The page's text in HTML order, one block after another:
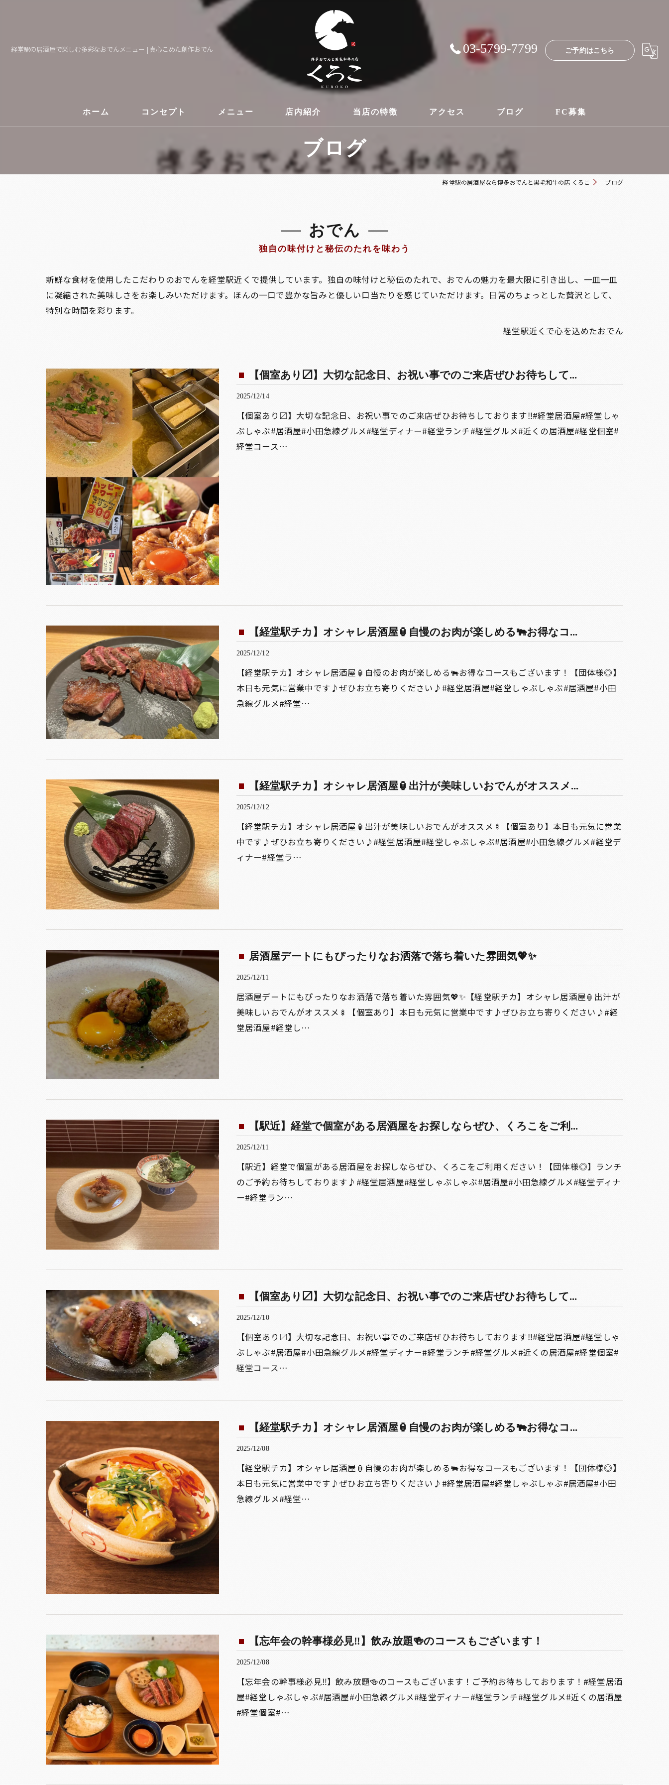
経堂駅の居酒屋で楽しむ多彩なおでんメニュー | 真心こめた創作おでん 03-5799-7799 ご予約はこちら
ホーム コンセプト メニュー 店内紹介 当店の特徴
コース
アクセス ブログ FC募集
ブログ
経堂駅の居酒屋なら博多おでんと黒毛和牛の店 くろこ ブログ
おでん
独自の味付けと秘伝のたれを味わう
新鮮な食材を使用したこだわりのおでんを経堂駅近くで提供しています。独自の味付けと秘伝のたれで、おでんの魅力を最大限に引き出し、一皿一皿
に凝縮された美味しさをお楽しみいただけます。ほんの一口で豊かな旨みと優しい口当たりを感じていただけます。日常のちょっとした贅沢として、
特別な時間を彩ります。
経堂駅近くで心を込めたおでん
【個室あり〼】大切な記念日、お祝い事でのご来店ぜひお待ちして...
2025/12/14
【個室あり〼】大切な記念日、お祝い事でのご来店ぜひお待ちしております‼️#経堂居酒屋#経堂しゃ
ぶしゃぶ#居酒屋#小田急線グルメ#経堂ディナー#経堂ランチ#経堂グルメ#近くの居酒屋#経堂個室#
経堂コース…
【経堂駅チカ】オシャレ居酒屋🏮自慢のお肉が楽しめる🐃お得なコ...
2025/12/12
【経堂駅チカ】オシャレ居酒屋🏮自慢のお肉が楽しめる🐃お得なコースもございます！【団体様◎】
本日も元気に営業中です♪ぜひお立ち寄りください♪#経堂居酒屋#経堂しゃぶしゃぶ#居酒屋#小田
急線グルメ#経堂…
【経堂駅チカ】オシャレ居酒屋🏮出汁が美味しいおでんがオススメ...
2025/12/12
【経堂駅チカ】オシャレ居酒屋🏮出汁が美味しいおでんがオススメ🍢【個室あり】本日も元気に営業
中です♪ぜひお立ち寄りください♪#経堂居酒屋#経堂しゃぶしゃぶ#居酒屋#小田急線グルメ#経堂デ
ィナー#経堂ラ…
居酒屋デートにもぴったりなお洒落で落ち着いた雰囲気💖✨
2025/12/11
居酒屋デートにもぴったりなお洒落で落ち着いた雰囲気💖✨【経堂駅チカ】オシャレ居酒屋🏮出汁が
美味しいおでんがオススメ🍢【個室あり】本日も元気に営業中です♪ぜひお立ち寄りください♪#経
堂居酒屋#経堂し…
【駅近】経堂で個室がある居酒屋をお探しならぜひ、くろこをご利...
2025/12/11
【駅近】経堂で個室がある居酒屋をお探しならぜひ、くろこをご利用ください！【団体様◎】ランチ
のご予約お待ちしております♪#経堂居酒屋#経堂しゃぶしゃぶ#居酒屋#小田急線グルメ#経堂ディナ
ー#経堂ラン…
【個室あり〼】大切な記念日、お祝い事でのご来店ぜひお待ちして...
2025/12/10
【個室あり〼】大切な記念日、お祝い事でのご来店ぜひお待ちしております‼️#経堂居酒屋#経堂しゃ
ぶしゃぶ#居酒屋#小田急線グルメ#経堂ディナー#経堂ランチ#経堂グルメ#近くの居酒屋#経堂個室#
経堂コース…
【経堂駅チカ】オシャレ居酒屋🏮自慢のお肉が楽しめる🐃お得なコ...
2025/12/08
【経堂駅チカ】オシャレ居酒屋🏮自慢のお肉が楽しめる🐃お得なコースもございます！【団体様◎】
本日も元気に営業中です♪ぜひお立ち寄りください♪#経堂居酒屋#経堂しゃぶしゃぶ#居酒屋#小田
急線グルメ#経堂…
【忘年会の幹事様必見‼️】飲み放題🍻のコースもございます！
2025/12/08
【忘年会の幹事様必見‼️】飲み放題🍻のコースもございます！ご予約お待ちしております！#経堂居酒
屋#経堂しゃぶしゃぶ#居酒屋#小田急線グルメ#経堂ディナー#経堂ランチ#経堂グルメ#近くの居酒屋
#経堂個室#…